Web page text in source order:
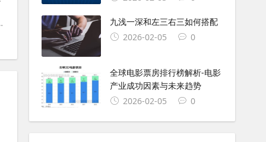
浏览器 #app #ai # 作用域 #red
九浅一深和左三右三如何搭配
2026-02-05
0
全球电影票房排行榜解析-电影
产业成功因素与未来趋势
2026-02-05
0